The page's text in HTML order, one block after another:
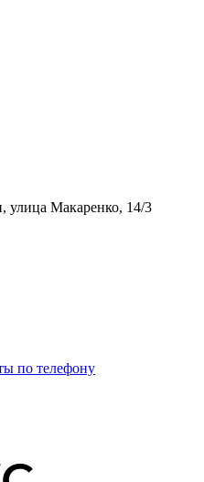
улица Макаренко, 14/3
по телефону